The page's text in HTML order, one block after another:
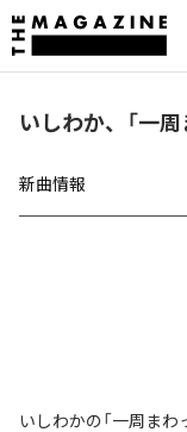
いしわか、「一
新曲情報
いしわかの「一周ま